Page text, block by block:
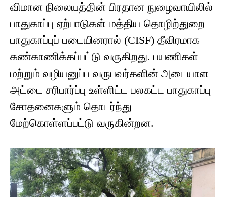
விமான நிலையத்தின் பிரதான நுழைவாயிலில்
பாதுகாப்பு ஏற்பாடுகள் மத்திய தொழிற்துறை
பாதுகாப்புப் படையினரால் (CISF) தீவிரமாக
கண்காணிக்கப்பட்டு வருகிறது. பயணிகள்
மற்றும் வழியனுப்ப வருபவர்களின் அடையாள
அட்டை சரிபார்ப்பு உள்ளிட்ட பலகட்ட பாதுகாப்பு
சோதனைகளும் தொடர்ந்து
மேற்கொள்ளப்பட்டு வருகின்றன.